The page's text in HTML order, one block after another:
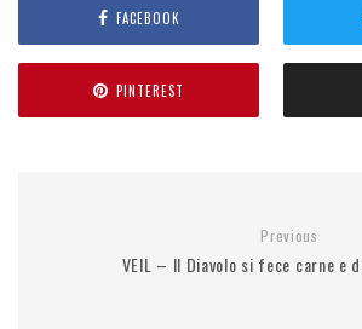
FACEBOOK
PINTEREST
Previous
VEIL – Il Diavolo si fece carne e